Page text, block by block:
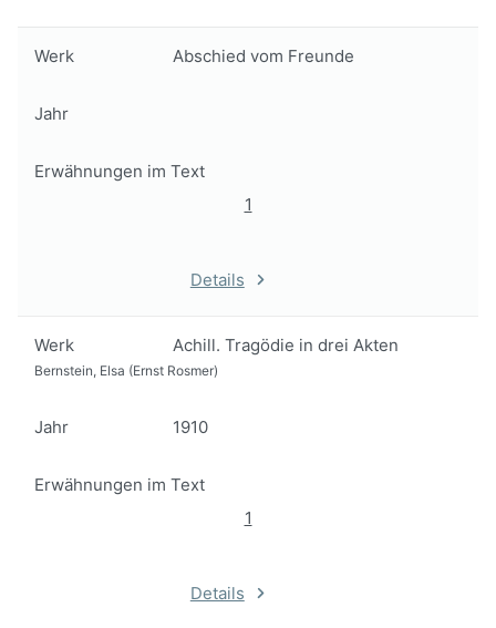
Werk Abschied vom Freunde
Jahr
Erwähnungen im Text
1
Details
Werk Achill. Tragödie in drei Akten
Bernstein, Elsa (Ernst Rosmer)
Jahr 1910
Erwähnungen im Text
1
Details